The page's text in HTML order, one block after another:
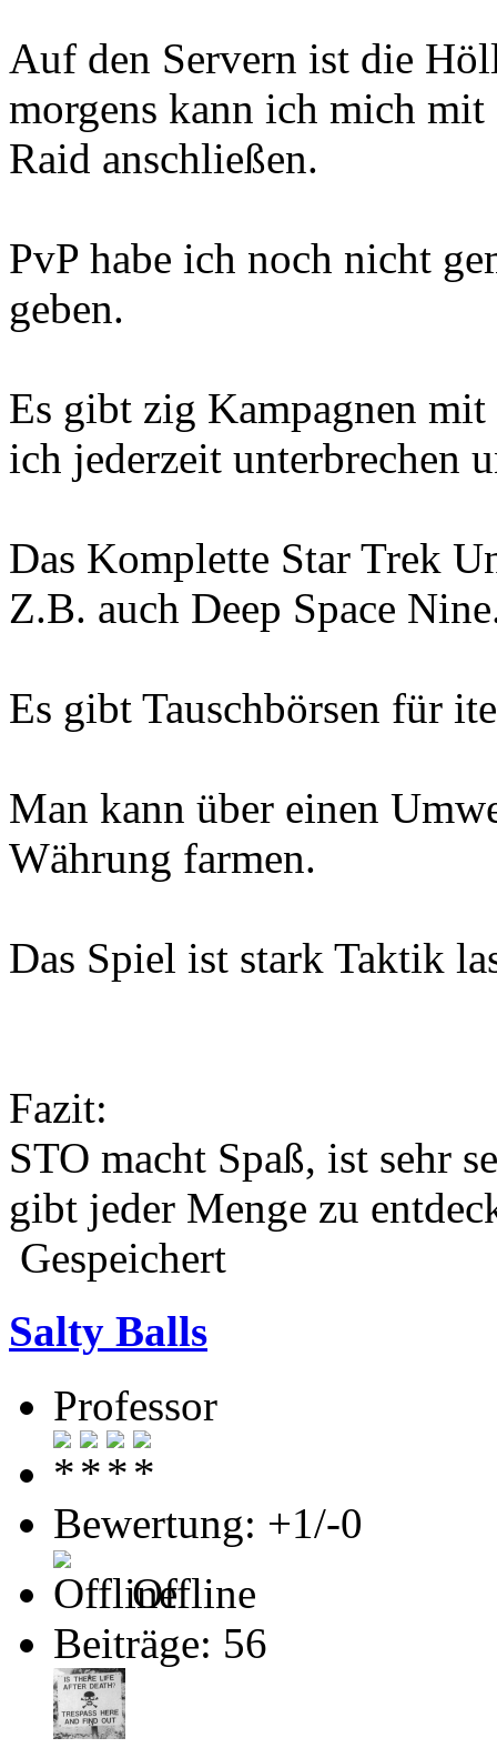
Auf den Servern ist die
morgens kann ich mich
Raid anschließen.
PvP habe ich noch nicht
geben.
Es gibt zig Kampagnen
ich jederzeit unterbrechen
Das Komplette Star Trek
Z.B. auch Deep Space
Es gibt Tauschbörsen für
Man kann über einen
Währung farmen.
Das Spiel ist stark Taktik
Fazit:
STO macht Spaß, ist sehr
gibt jeder Menge zu
Gespeichert
Salty Balls
Professor
Bewertung: +1/-0
Offline
Beiträge: 56